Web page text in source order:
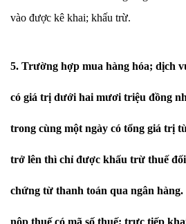
vào được kê khai; khấu trừ.
5. Trường hợp mua hàng hóa; dịch
có giá trị dưới hai mươi triệu đồng
trong cùng một ngày có tổng giá trị
trở lên thì chỉ được khấu trừ thuế
chứng từ thanh toán qua ngân